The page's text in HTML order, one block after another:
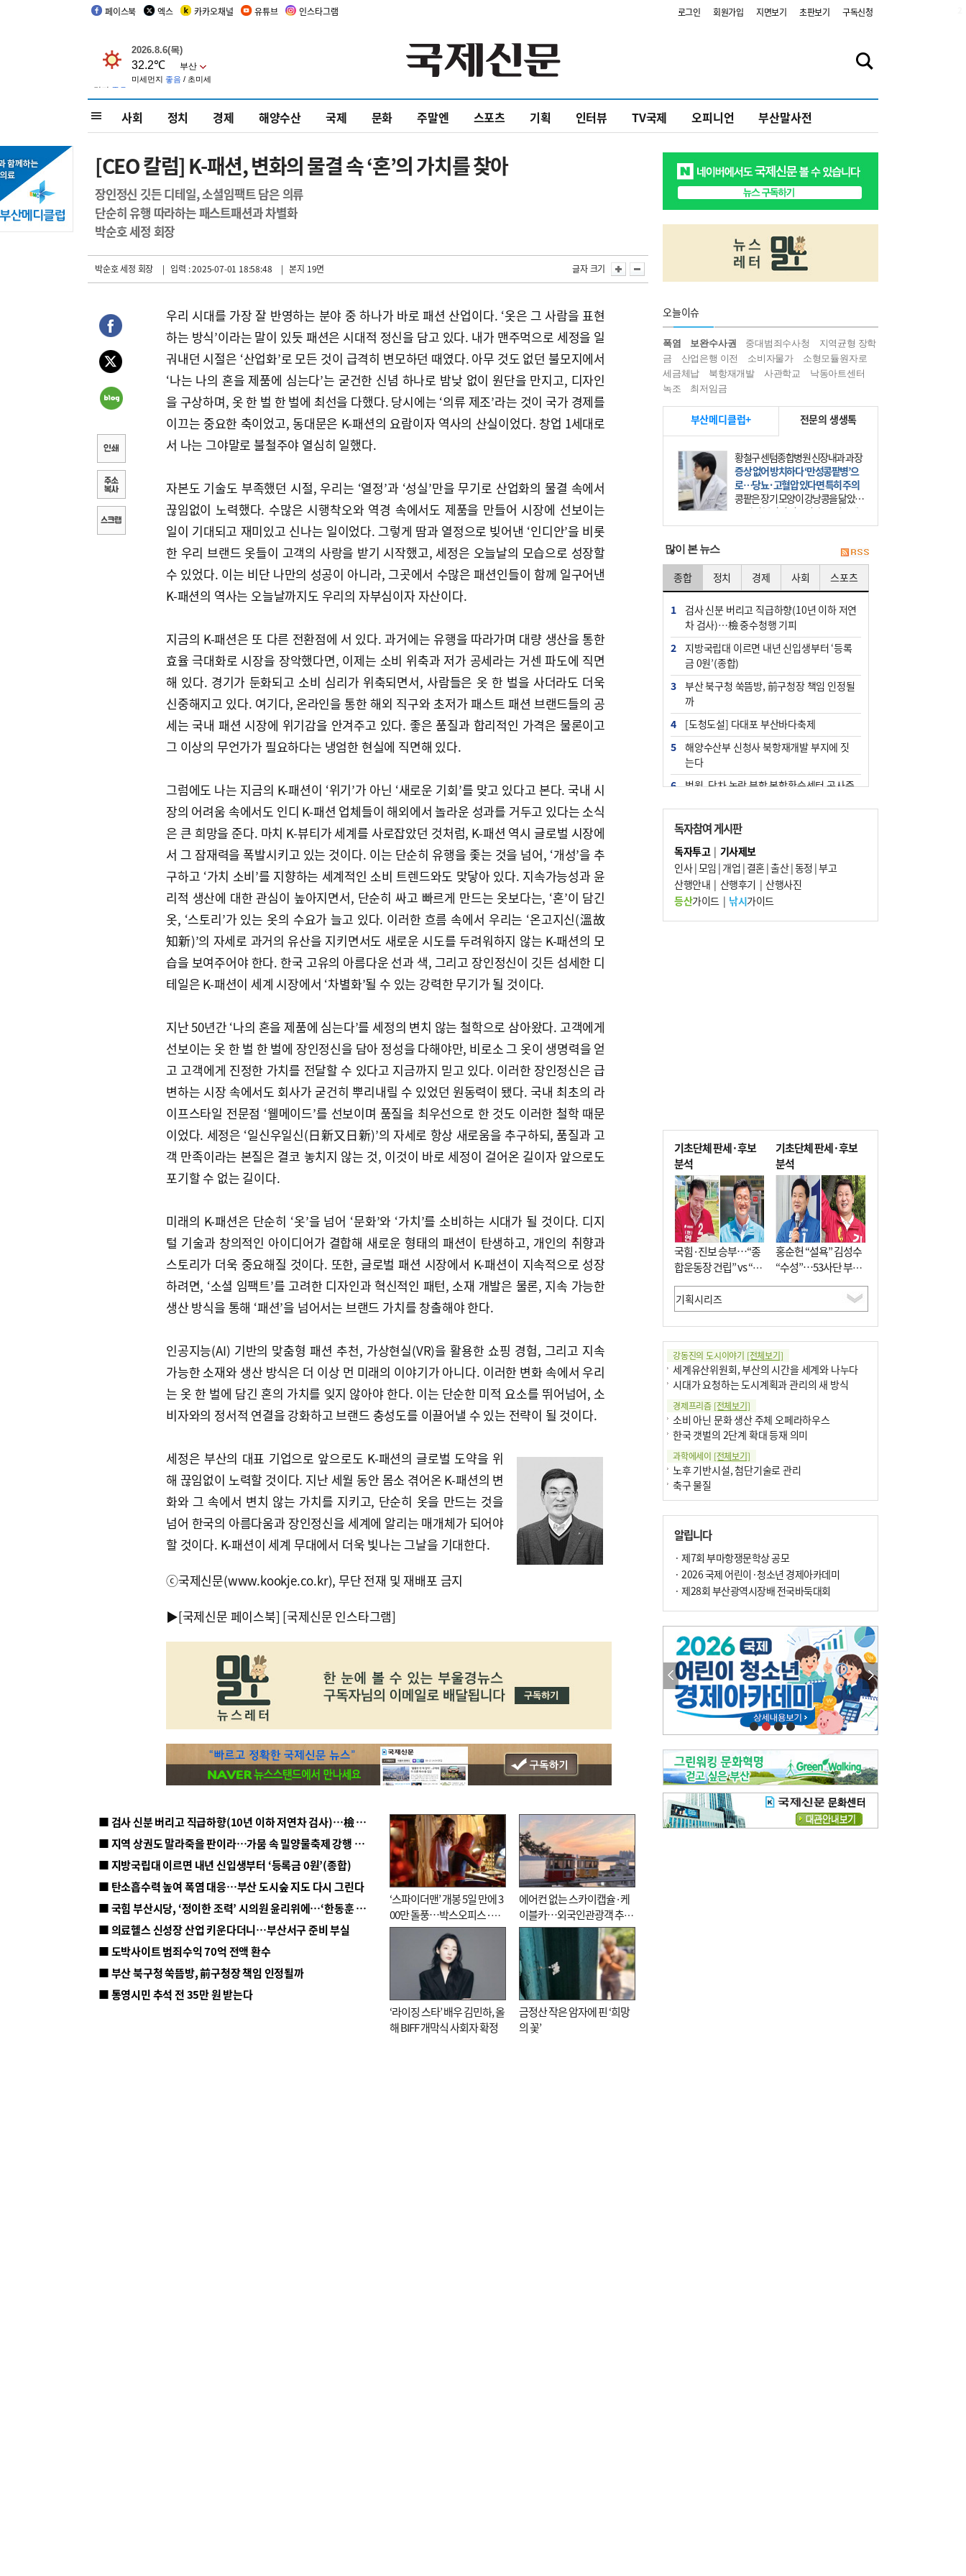
페이스북 엑스 카카오채널 유튜브 인스타그램 로그인 회원가입 지면보기 초판보기 구독신청
사회 정치 경제 해양수산 국제 문화 주말엔 스포츠 기획 인터뷰 TV국제 오피니언 부산말사전
[CEO 칼럼] K-패션, 변화의 물결 속 ‘혼’의 가치를 찾아
장인정신 깃든 디테일, 소셜임팩트 담은 의류
단순히 유행 따라하는 패스트패션과 차별화
박순호 세정 회장
박순호 세정 회장 | 입력 : 2025-07-01 18:58:48 | 본지 19면 글자 크기
우리 시대를 가장 잘 반영하는 분야 중 하나가 바로 패션 산업이다. ‘옷은 그 사람을 표현
하는 방식’이라는 말이 있듯 패션은 시대적 정신을 담고 있다. 내가 맨주먹으로 세정을 일
궈내던 시절은 ‘산업화’로 모든 것이 급격히 변모하던 때였다. 아무 것도 없던 불모지에서
‘나는 나의 혼을 제품에 심는다’는 굳건한 신념 하나로 밤낮 없이 원단을 만지고, 디자인
을 구상하며, 옷 한 벌 한 벌에 최선을 다했다. 당시에는 ‘의류 제조’라는 것이 국가 경제를
이끄는 중요한 축이었고, 동대문은 K-패션의 요람이자 역사의 산실이었다. 창업 1세대로
서 나는 그야말로 불철주야 열심히 일했다.
자본도 기술도 부족했던 시절, 우리는 ‘열정’과 ‘성실’만을 무기로 산업화의 물결 속에서
끊임없이 노력했다. 수많은 시행착오와 역경 속에서도 제품을 만들어 시장에 선보이는
일이 기대되고 재미있고 신나는 일이었다. 그렇게 땀과 열정으로 빚어낸 ‘인디안’을 비롯
한 우리 브랜드 옷들이 고객의 사랑을 받기 시작했고, 세정은 오늘날의 모습으로 성장할
수 있었다. 이는 비단 나만의 성공이 아니라, 그곳에서 수많은 패션인들이 함께 일구어낸
K-패션의 역사는 오늘날까지도 우리의 자부심이자 자산이다.
지금의 K-패션은 또 다른 전환점에 서 있다. 과거에는 유행을 따라가며 대량 생산을 통한
효율 극대화로 시장을 장악했다면, 이제는 소비 위축과 저가 공세라는 거센 파도에 직면
해 있다. 경기가 둔화되고 소비 심리가 위축되면서, 사람들은 옷 한 벌을 사더라도 더욱
신중해지고 있다. 여기다, 온라인을 통한 해외 직구와 초저가 패스트 패션 브랜드들의 공
세는 국내 패션 시장에 위기감을 안겨주고 있다. 좋은 품질과 합리적인 가격은 물론이고
그 이상의 무언가가 필요하다는 냉엄한 현실에 직면해 있다.
그럼에도 나는 지금의 K-패션이 ‘위기’가 아닌 ‘새로운 기회’를 맞고 있다고 본다. 국내 시
장의 어려움 속에서도 인디 K-패션 업체들이 해외에서 놀라운 성과를 거두고 있다는 소식
은 큰 희망을 준다. 마치 K-뷰티가 세계를 사로잡았던 것처럼, K-패션 역시 글로벌 시장에
서 그 잠재력을 폭발시키고 있는 것이다. 이는 단순히 유행을 좇는 것을 넘어, ‘개성’을 추
구하고 ‘가치 소비’를 지향하는 세계적인 소비 트렌드와도 맞닿아 있다. 지속가능성과 윤
리적 생산에 대한 관심이 높아지면서, 단순히 싸고 빠르게 만드는 옷보다는, ‘혼’이 담긴
옷, ‘스토리’가 있는 옷의 수요가 늘고 있다. 이러한 흐름 속에서 우리는 ‘온고지신(溫故
知新)’의 자세로 과거의 유산을 지키면서도 새로운 시도를 두려워하지 않는 K-패션의 모
습을 보여주어야 한다. 한국 고유의 아름다운 선과 색, 그리고 장인정신이 깃든 섬세한 디
테일은 K-패션이 세계 시장에서 ‘차별화’될 수 있는 강력한 무기가 될 것이다.
지난 50년간 ‘나의 혼을 제품에 심는다’를 세정의 변치 않는 철학으로 삼아왔다. 고객에게
선보이는 옷 한 벌 한 벌에 장인정신을 담아 정성을 다해야만, 비로소 그 옷이 생명력을 얻
고 고객에게 진정한 가치를 전달할 수 있다고 지금까지 믿고 있다. 이러한 장인정신은 급
변하는 시장 속에서도 회사가 굳건히 뿌리내릴 수 있었던 원동력이 됐다. 국내 최초의 라
이프스타일 전문점 ‘웰메이드’를 선보이며 품질을 최우선으로 한 것도 이러한 철학 때문
이었다. 세정은 ‘일신우일신(日新又日新)’의 자세로 항상 새로움을 추구하되, 품질과 고
객 만족이라는 본질은 결코 놓치지 않는 것, 이것이 바로 세정이 걸어온 길이자 앞으로도
포기할 수 없는 길이다.
미래의 K-패션은 단순히 ‘옷’을 넘어 ‘문화’와 ‘가치’를 소비하는 시대가 될 것이다. 디지
털 기술과 창의적인 아이디어가 결합해 새로운 형태의 패션이 탄생하고, 개인의 취향과
스토리가 더욱 중요해질 것이다. 또한, 글로벌 패션 시장에서 K-패션이 지속적으로 성장
하려면, ‘소셜 임팩트’를 고려한 디자인과 혁신적인 패턴, 소재 개발은 물론, 지속 가능한
생산 방식을 통해 ‘패션’을 넘어서는 브랜드 가치를 창출해야 한다.
인공지능(AI) 기반의 맞춤형 패션 추천, 가상현실(VR)을 활용한 쇼핑 경험, 그리고 지속
가능한 소재와 생산 방식은 더 이상 먼 미래의 이야기가 아니다. 이러한 변화 속에서 우리
는 옷 한 벌에 담긴 혼의 가치를 잊지 않아야 한다. 이는 단순한 미적 요소를 뛰어넘어, 소
비자와의 정서적 연결을 강화하고 브랜드 충성도를 이끌어낼 수 있는 전략이 될 것이다.
세정은 부산의 대표 기업으로 앞으로도 K-패션의 글로벌 도약을 위
해 끊임없이 노력할 것이다. 지난 세월 동안 몸소 겪어온 K-패션의 변
화와 그 속에서 변치 않는 가치를 지키고, 단순히 옷을 만드는 것을
넘어 한국의 아름다움과 장인정신을 세계에 알리는 매개체가 되어야
할 것이다. K-패션이 세계 무대에서 더욱 빛나는 그날을 기대한다.
ⓒ국제신문(www.kookje.co.kr), 무단 전재 및 재배포 금지
▶[국제신문 페이스북] [국제신문 인스타그램]
■ 검사 신분 버리고 직급하향(10년 이하 저연차 검사)…檢 중수청행 기피
■ 지역 상권도 말라죽을 판이라…가뭄 속 밀양물축제 강행 논란
■ 지방국립대 이르면 내년 신입생부터 ‘등록금 0원’(종합)
■ 탄소흡수력 높여 폭염 대응…부산 도시숲 지도 다시 그린다
■ 국힘 부산시당, ‘정이한 조력’ 시의원 윤리위에…‘한동훈 지지’도 신고접수
■ 의료헬스 신성장 산업 키운다더니…부산서구 준비 부실
■ 도박사이트 범죄수익 70억 전액 환수
■ 부산 북구청 쑥뜸방, 前구청장 책임 인정될까
■ 통영시민 추석 전 35만 원 받는다
‘스파이더맨’ 개봉 5일 만에 3
00만 돌풍…박스오피스·예
매율 동시 1위
에어컨 없는 스카이캡슐·케
이블카…외국인관광객 추억
대신 고역 될라
‘라이징 스타’ 배우 김민하, 올
해 BIFF 개막식 사회자 확정
금정산 작은 암자에 핀 ‘희망
의 꽃’
오늘이슈
폭염 보완수사권 중대범죄수사청
지역균형 장학
금
산업은행 이전 소비자물가
소형모듈원자로
세금체납
북항재개발 사관학교
낙동아트센터
녹조
최저임금
부산메디클럽+ 전문의 생생톡
황철구 센텀종합병원 신장내과 과장
증상 없어 방치하다 ‘만성콩팥병’으
로…당뇨·고혈압 있다면 특히 주의
콩팥은 장기 모양이 강낭콩을 닮았다
고 해서 붙여진 이름이다. 등 뒤쪽에
좌우 한 쌍으로 있는 콩팥은 기능이
많이 본 뉴스
종합 정치 경제 사회 스포츠
1
검사 신분 버리고 직급하향(10년 이하 저연
차 검사)…檢 중수청행 기피
2
지방국립대 이르면 내년 신입생부터 ‘등록
금 0원’(종합)
3
부산 북구청 쑥뜸방, 前구청장 책임 인정될
까
4
[도청도설] 다대포 부산바다축제
5
해양수산부 신청사 북항재개발 부지에 짓
는다
6
법원, 단차 논란 북항 복합환승센터 공사중
7
지역 상권도 말라죽을 판이라…가뭄 속 밀
양물축제 강행 논란
8
통영시민 추석 전 35만 원 받는다
9
부산 철강공장 50대 노동자 추락사
10 국힘 부산시당, ‘정이한 조력’ 시의원 윤리
위에…‘한동훈 지지’도 신고접수
독자참여 게시판
독자투고| 기사제보
인사|모임 | 개업 | 결혼|출산|동정 |부고
산행안내 | 산행후기 | 산행사진
등산가이드| 낚시가이드
기초단체 판세·후보
분석
국힘·진보 승부…“종
합운동장 건립” vs “출
근 공공버스 도입”
기초단체 판세·후보
분석
홍순헌 “설욕” 김성수
“수성”…53사단 부지
개발엔 한 목소리
강동진의 도시이야기 [전체보기]
세계유산위원회, 부산의 시간을 세계와 나누다
시대가 요청하는 도시계획과 관리의 새 방식
경제프리즘 [전체보기]
소비 아닌 문화 생산 주체 오페라하우스
한국 갯벌의 2단계 확대 등재 의미
과학에세이 [전체보기]
노후 기반시설, 첨단기술로 관리
축구 물질
부정선거
선관위와 尹의 ‘0점 답안’
기고[전체보기]
대학과 지역 ‘연결’이 지역혁신이다
오페라 지휘자는 골을 넣지 않는다
엘리트 자평해온 市 공무원…생중계 회의서 능력 입증을
김준희의 클래식 인사이트[전체보기]
여름날의 애상, 왈츠
빛나는 꿈의 계절, 4월의 노래
김지윤의 우리음악 이야기[전체보기]
세종시대 음악이 전해진 이유
영산회상, 불교음악에서 풍류음악으로
뉴스와 현장[전체보기]
‘800조 투자’ 희비 가른 재생에너지
뜨거워지는 바다, 북쪽으로 열리는 항로
데스크시각[전체보기]
물은 행정구역 경계를 따라 흐르지 않는다
알립니다
· 제7회 부마항쟁문학상 공모
· 2026 국제 어린이·청소년 경제아카데미
· 제28회 부산광역시장배 전국바둑대회